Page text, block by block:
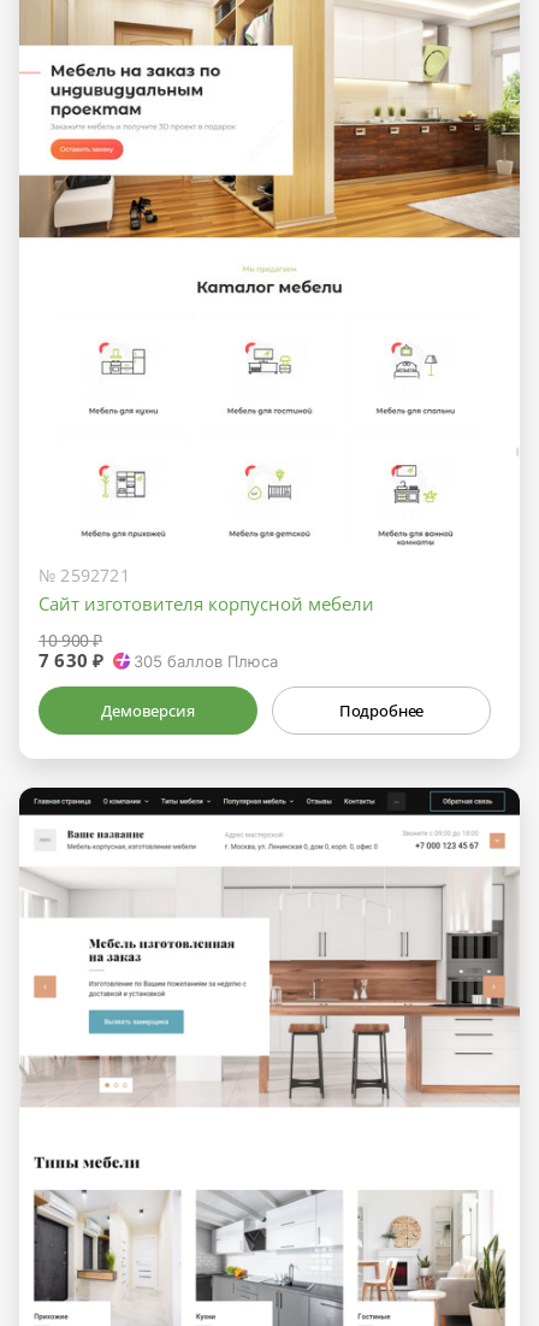
№ 2592721
Сайт изготовителя корпусной мебели
10 900 ₽
7 630 ₽ 305 баллов Плюса
Демоверсия Подробнее